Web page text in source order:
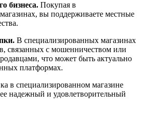
бизнеса. Покупая в
вы поддерживаете местные
В специализированных магазинах
связанных с мошенничеством или
что может быть актуально
платформах.
в специализированном магазине
надежный и удовлетворительный